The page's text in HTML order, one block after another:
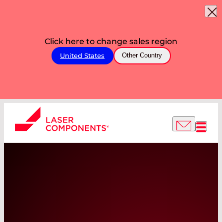
Click here to change sales region
United States Other Country